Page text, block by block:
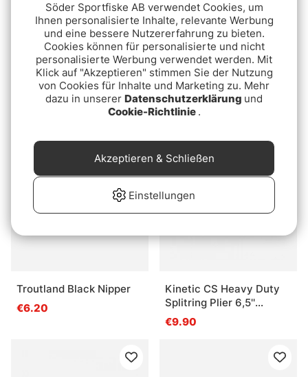
Fishline Measure Tape
150cm White
Fladen Bonk/Hookout
€1.70
Troutland Black Nipper
€6.20
Kinetic CS Heavy Duty
Splitring Plier 6,5''
Curved Nose Blue/Black
€9.90
Söder Sportfiske AB verwendet Cookies, um
Ihnen personalisierte Inhalte, relevante Werbung
und eine bessere Nutzererfahrung zu bieten.
Cookies können für personalisierte und nicht
personalisierte Werbung verwendet werden. Mit
Klick auf "Akzeptieren" stimmen Sie der Nutzung
von Cookies für Inhalte und Marketing zu. Mehr
dazu in unserer Datenschutzerklärung und
Cookie-Richtlinie .
Einstellungen
Akzeptieren & Schließen